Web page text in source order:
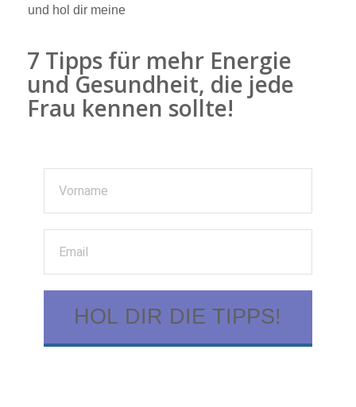
und hol dir meine
7 Tipps für mehr Energie
und Gesundheit, die jede
Frau kennen sollte!
HOL DIR DIE TIPPS!